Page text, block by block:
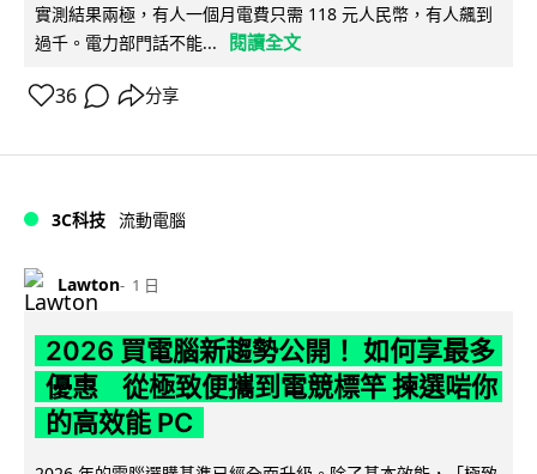
實測結果兩極，有人一個月電費只需 118 元人民幣，有人飆到
過千。電力部門話不能...
閱讀全文
36 分享
3C科技 流動電腦
Lawton 1 日
2026 買電腦新趨勢公開！ 如何享最多
優惠 從極致便攜到電競標竿 揀選啱你
的高效能 PC